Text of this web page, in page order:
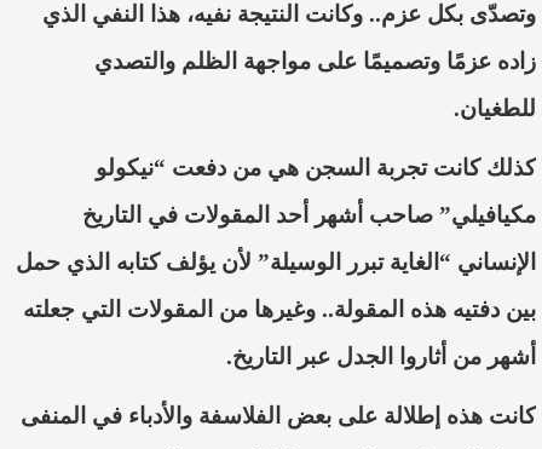
وتصدّى بكل عزم.. وكانت النتيجة نفيه، هذا النفي الذي
زاده عزمًا وتصميمًا على مواجهة الظلم والتصدي
للطغيان.
كذلك كانت تجربة السجن هي من دفعت “نيكولو
مكيافيلي” صاحب أشهر أحد المقولات في التاريخ
الإنساني “الغاية تبرر الوسيلة” لأن يؤلف كتابه الذي حمل
بين دفتيه هذه المقولة.. وغيرها من المقولات التي جعلته
أشهر من أثاروا الجدل عبر التاريخ.
كانت هذه إطلالة على بعض الفلاسفة والأدباء في المنفى